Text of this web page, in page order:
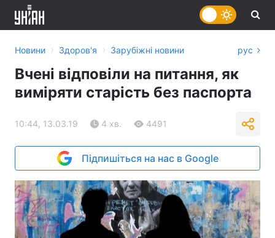
Новини › Здоров'я › Зарубіжні новини рус
Вчені відповіли на питання, як
виміряти старість без паспорта
10:44, 13.03.19 4 хв. 4491
Підпишіться на нас в Google